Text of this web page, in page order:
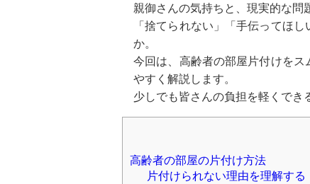
親御さんの気持ちと、現実的な問
「捨てられない」「手伝ってほ
か。
今回は、高齢者の部屋片付けを
やすく解説します。
少しでも皆さんの負担を軽くでき
高齢者の部屋の片付け方法
片付けられない理由を理解する